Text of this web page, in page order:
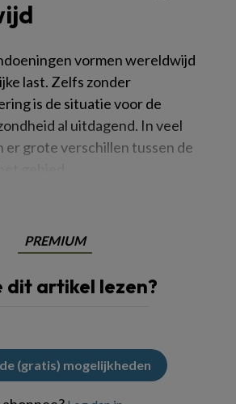
vormen wereldwijd
last. Zelfs zonder
is de situatie voor de
al uitdagend. In veel
​​er grote verschillen tussen de
PREMIUM
dit artikel lezen?
(gratis) mogelijkheden